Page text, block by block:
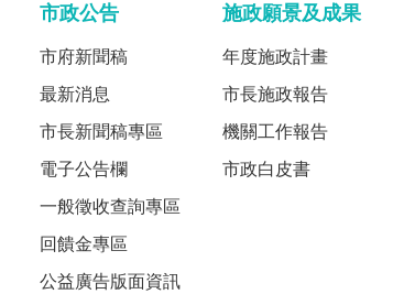
市政公告
市府新聞稿
最新消息
市長新聞稿專區
電子公告欄
一般徵收查詢專區
回饋金專區
公益廣告版面資訊
施政願景及成果
年度施政計畫
市長施政報告
機關工作報告
市政白皮書